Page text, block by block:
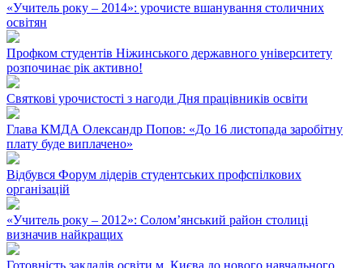
«Учитель року – 2014»: урочисте вшанування столичних
освітян
Профком студентів Ніжинського державного університету
розпочинає рік активно!
Святкові урочистості з нагоди Дня працівників освіти
Глава КМДА Олександр Попов: «До 16 листопада заробітну
плату буде виплачено»
Відбувся Форум лідерів студентських профспілкових
організацій
«Учитель року – 2012»: Солом’янський район столиці
визначив найкращих